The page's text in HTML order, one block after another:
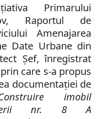
Primarului
Raportul de
Amenajarea
Date Urbanedin
Șef, înregistrat
care s-a propus
documentaţiei de
imobil
nr. 8 A